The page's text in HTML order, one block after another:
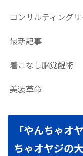
コンサルティング
最新記事
着こなし脳覚醒術
美装革命
「やんちゃオ
ちゃオヤジの